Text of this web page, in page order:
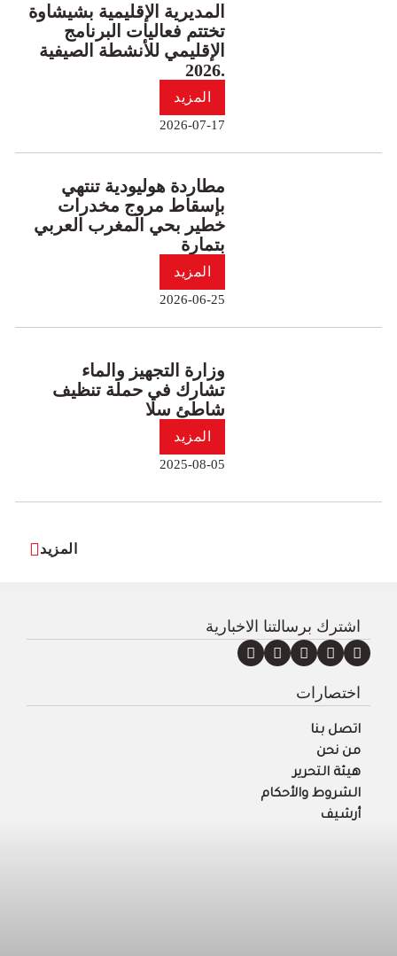
المديرية الإقليمية بشيشاوة
تختتم فعاليات البرنامج
الإقليمي للأنشطة الصيفية
2026.
المزيد
2026-07-17
مطاردة هوليودية تنتهي
بإسقاط مروج مخدرات
خطير بحي المغرب العربي
بتمارة
المزيد
2026-06-25
وزارة التجهيز والماء
تشارك في حملة تنظيف
شاطئ سلا
المزيد
2025-08-05
المزيد
اشترك برسالتنا الاخبارية
اختصارات
اتصل بنا
من نحن
هيئة التحرير
الشروط والأحكام
أرشيف